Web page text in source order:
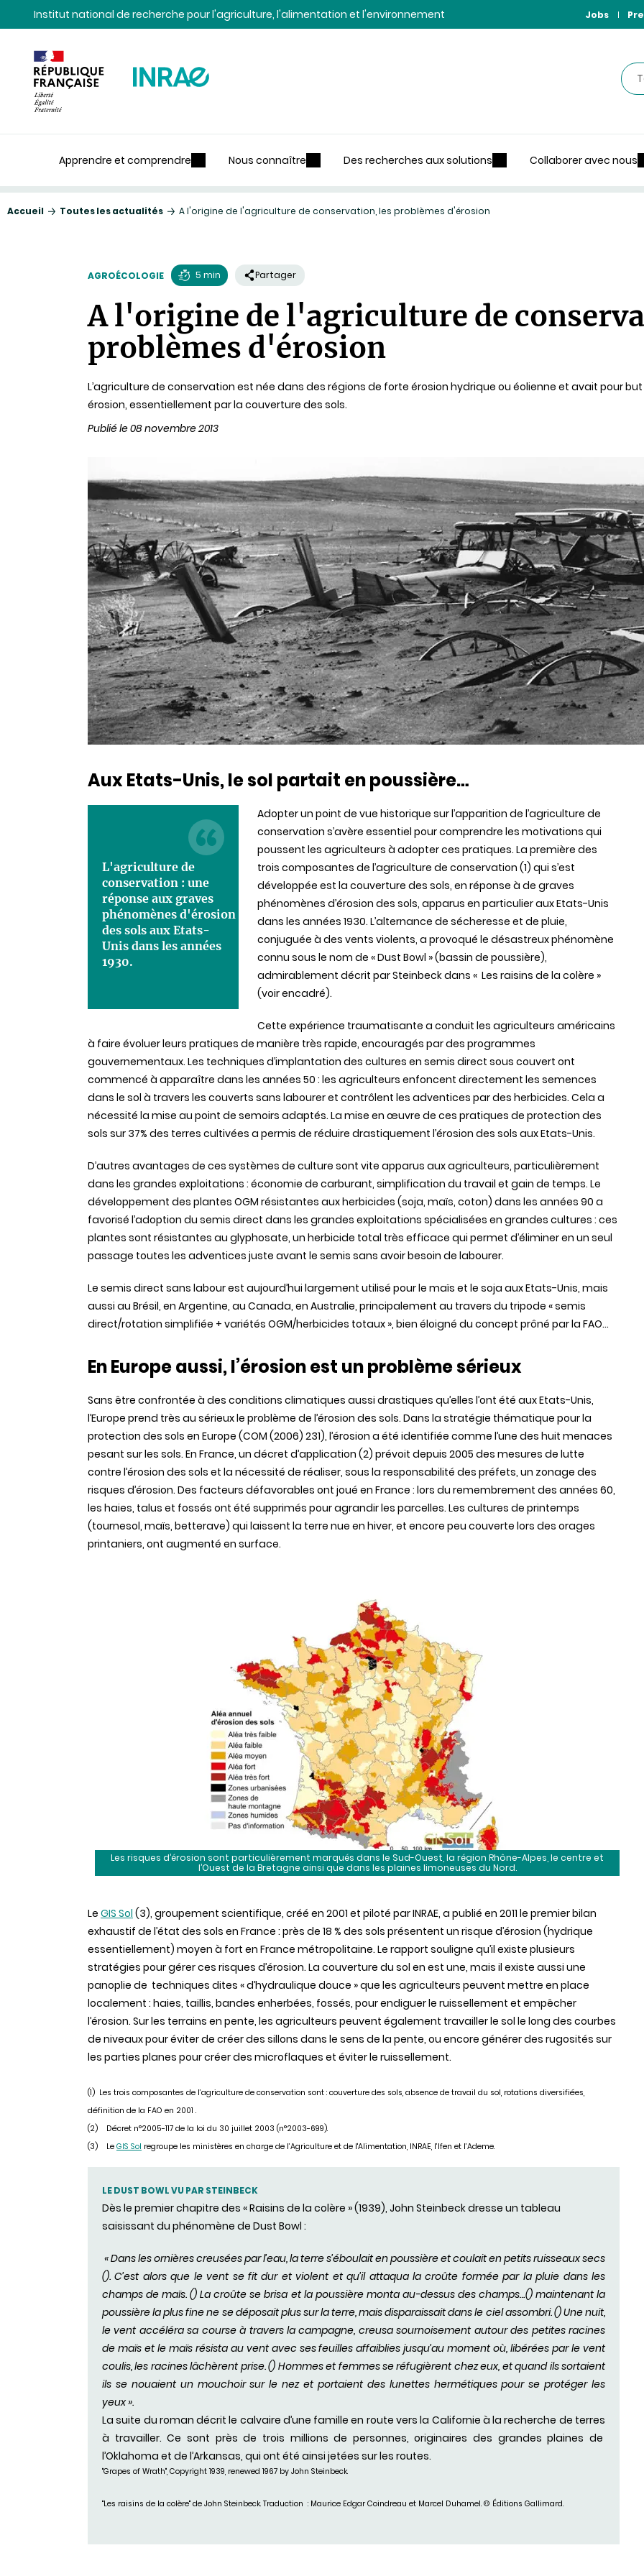
Contenu
Recherche
NavigationInstitut national de recherche pour l'agriculture, l'alimentation et l'environnement Jobs
Apprendre et comprendre Nous connaître Des recherches aux solutions Collaborer avec nous
Accueil Toutes les actualités A l'origine de l'agriculture de conservation, les problèmes d'érosion
AGROÉCOLOGIE
de
lecture
5 min Partager
A l'origine de l'agriculture de
problèmes d'érosion
L’agriculture de conservation est née dans des régions de forte érosion hydrique ou éolienne et avait pour
érosion, essentiellement par la couverture des sols.
Publié le 08 novembre 2013
Aux Etats-Unis, le sol partait en poussière…
L'agriculture de
conservation : une
réponse aux graves
phénomènes d'érosion
des sols aux Etats-
Unis dans les années
1930.
Adopter un point de vue historique sur l’apparition de l’agriculture de
conservation s’avère essentiel pour comprendre les motivations qui
poussent les agriculteurs à adopter ces pratiques. La première des
trois composantes de l’agriculture de conservation (1) qui s’est
développée est la couverture des sols, en réponse à de graves
phénomènes d’érosion des sols, apparus en particulier aux Etats-Unis
dans les années 1930. L’alternance de sécheresse et de pluie,
conjuguée à des vents violents, a provoqué le désastreux phénomène
connu sous le nom de « Dust Bowl » (bassin de poussière),
admirablement décrit par Steinbeck dans « Les raisins de la colère »
(voir encadré).
Cette expérience traumatisante a conduit les agriculteurs américains
à faire évoluer leurs pratiques de manière très rapide, encouragés par des programmes
gouvernementaux. Les techniques d’implantation des cultures en semis direct sous couvert ont
commencé à apparaître dans les années 50 : les agriculteurs enfoncent directement les semences
dans le sol à travers les couverts sans labourer et contrôlent les adventices par des herbicides. Cela a
nécessité la mise au point de semoirs adaptés. La mise en œuvre de ces pratiques de protection des
sols sur 37% des terres cultivées a permis de réduire drastiquement l’érosion des sols aux Etats-Unis.
D’autres avantages de ces systèmes de culture sont vite apparus aux agriculteurs, particulièrement
dans les grandes exploitations : économie de carburant, simplification du travail et gain de temps. Le
développement des plantes OGM résistantes aux herbicides (soja, maïs, coton) dans les années 90 a
favorisé l’adoption du semis direct dans les grandes exploitations spécialisées en grandes cultures : ces
plantes sont résistantes au glyphosate, un herbicide total très efficace qui permet d’éliminer en un seul
passage toutes les adventices juste avant le semis sans avoir besoin de labourer.
Le semis direct sans labour est aujourd’hui largement utilisé pour le maïs et le soja aux Etats-Unis, mais
aussi au Brésil, en Argentine, au Canada, en Australie, principalement au travers du tripode « semis
direct/rotation simplifiée + variétés OGM/herbicides totaux », bien éloigné du concept prôné par la FAO…
En Europe aussi, l’érosion est un problème sérieux
Sans être confrontée à des conditions climatiques aussi drastiques qu’elles l’ont été auxEtats-Unis,
l’Europe prend très au sérieuxle problème de l’érosion des sols. Dans la stratégie thématique pour la
protection des sols en Europe (COM (2006) 231), l’érosion a été identifiée comme l’une des huit menaces
pesant surles sols. En France, un décret d’application (2) prévoit depuis 2005 des mesures de lutte
contre l’érosion des sols et la nécessité de réaliser, sous la responsabilité des préfets, un zonage des
risques d’érosion. Des facteurs défavorables ont joué en France : lors du remembrement des années 60,
les haies, talus et fossés ont été supprimés pouragrandirles parcelles. Les cultures de printemps
(tournesol, maïs, betterave) qui laissent la terre nue en hiver, et encore peu couverte lors des orages
printaniers, ont augmenté en surface.
Les risques d’érosion sont particulièrement marqués dans le Sud-Ouest, la région Rhône-Alpes, le centre et
l’Ouest de la Bretagne ainsi que dans les plaines limoneuses du Nord.
Le GIS Sol (3), groupement scientifique, créé en 2001 et piloté par INRAE, a publié en 2011 le premier bilan
exhaustif de l’état des sols en France : près de 18 % des sols présentent un risque d’érosion (hydrique
essentiellement) moyen à fort en France métropolitaine. Le rapport souligne qu’il existe plusieurs
stratégies pour gérer ces risques d’érosion. La couverture du sol en est une, mais il existe aussi une
panoplie de techniques dites « d’hydraulique douce » que les agriculteurs peuvent mettre en place
localement : haies, taillis, bandes enherbées, fossés, pour endiguer le ruissellement et empêcher
l’érosion. Sur les terrains en pente, les agriculteurs peuvent également travailler le sol le long des courbes
de niveaux pour éviter de créer des sillons dans le sens de la pente, ou encore générer des rugosités sur
les parties planes pour créer des microflaques et éviter le ruissellement.
(1) Les trois composantes de l’agriculture de conservation sont : couverture des sols, absence de travail du sol, rotations diversifiées,
définition de la FAO en 2001 .
(2) Décret n°2005-117 de la loi du 30 juillet 2003 (n°2003-699).
(3) Le GIS Sol regroupe les ministères en charge de l’Agriculture et de l'Alimentation, INRAE, l’Ifen et l’Ademe.
LE DUST BOWL VU PAR STEINBECK
Dès le premier chapitre des « Raisins de la colère » (1939), John Steinbeck dresse un tableau
saisissant du phénomène de Dust Bowl :
« Dans les ornières creusées par l’eau, la terre s’éboulait en poussière et coulait en petits ruisseaux secs
(). C’est alors que le vent se fit dur et violent et qu’il attaqua la croûte formée par la pluie dans les
champs de maïs. () La croûte se brisa et la poussière monta au-dessus des champs…() maintenant la
poussière la plus fine ne se déposait plus sur la terre, mais disparaissait dans le ciel assombri. () Une nuit,
le vent accéléra sa course à travers la campagne, creusa sournoisement autour des petites racines
de maïs et le maïs résista au vent avec ses feuilles affaiblies jusqu’au moment où, libérées par le vent
coulis, les racines lâchèrent prise. () Hommes et femmes se réfugièrent chez eux, et quand ils sortaient
ils se nouaient un mouchoir sur le nez et portaient des lunettes hermétiques pour se protéger les
yeux ».
La suite du roman décrit le calvaire d’une famille en route vers la Californie à la recherche de terres
à travailler. Ce sont près de trois millions de personnes, originaires des grandes plaines de
l’Oklahoma et de l’Arkansas, qui ont été ainsi jetées sur les routes.
"Grapes of Wrath", Copyright 1939, renewed 1967 by John Steinbeck.
"Les raisins de la colère" de John Steinbeck. Traduction : Maurice Edgar Coindreau et Marcel Duhamel. © Éditions Gallimard.